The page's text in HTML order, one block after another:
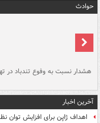
حوادث
هشدار نسبت به وفوع تندباد در
آخرین اخبار
اهداف ژاپن برای افزایش توان